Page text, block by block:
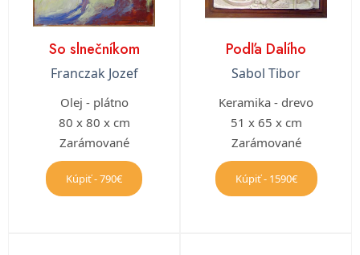
So slnečníkom
Franczak Jozef
Olej - plátno
80 x 80 x cm
Zarámované
Kúpiť - 790€
Podľa Dalího
Sabol Tibor
Keramika - drevo
51 x 65 x cm
Zarámované
Kúpiť - 1590€